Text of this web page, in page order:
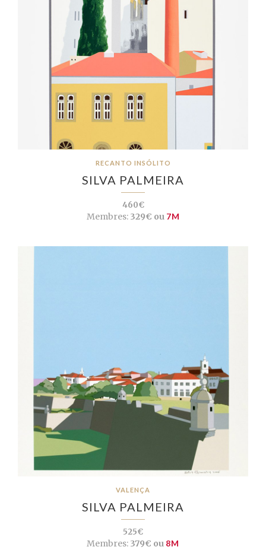
RECANTO INSÓLITO
SILVA PALMEIRA
460€
Membres:329€ ou 7M
VALENÇA
SILVA PALMEIRA
525€
Membres: 379€ ou 8M